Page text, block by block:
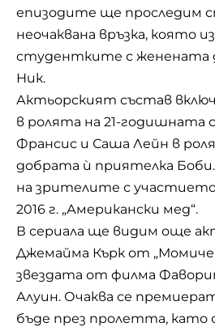
епизодите ще проследим
неочаквана връзка, която
студентките с женената
Ник.
Актьорският състав
в ролята на 21-годишната
Франсис и Саша Лейн в
добрата ѝ приятелка
на зрителите с
2016 г. „Американски мед“.
В сериала ще видим още
Джемайма Кърк от
звездата от филма
Алуин. Очаква се
бъде през пролетта, като